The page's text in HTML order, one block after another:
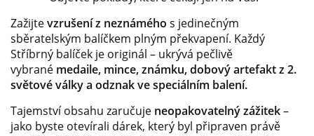
Zažijtevzrušení z neznámého s jedinečným
sběratelským balíčkem plným překvapení. Každý
Stříbrný balíček je originál – ukrývá pečlivě
vybrané medaile, mince, známku, dobový artefakt z 2.
světové války a odznak ve speciálním balení.
Tajemství obsahu zaručuje neopakovatelný zážitek–
jako byste otevírali dárek, který byl připraven právě